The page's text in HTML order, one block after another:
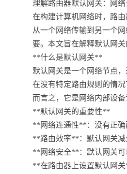
理解路由器默认网关：网
在构建计算机网络时，路
从一个网络传输到另一个
要。本文旨在解释默认网
**什么是默认网关**
默认网关是一个网络节点
在没有特定路由规则的情
而言之，它是网络内部设
**默认网关的重要性**
**网络连通性**：没有正确
**路由效率**：默认网关减
**网络安全**：默认网关可
**在路由器上设置默认网